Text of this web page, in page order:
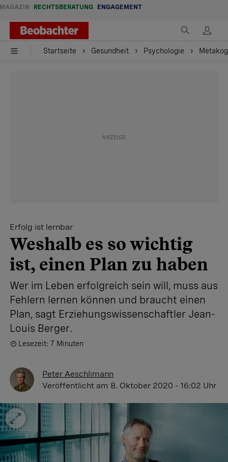
MAGAZIN RECHTSBERATUNG ENGAGEMENT
Startseite Gesundheit Psychologie
Erfolg ist lernbar
Weshalb es so wichtig
ist, einen Plan zu haben
Wer im Leben erfolgreich sein will, muss aus
Fehlern lernen können und braucht einen
Plan, sagt Erziehungswissenschaftler Jean-
Louis Berger.
Lesezeit: 7 Minuten
Peter Aeschlimann
Veröffentlicht am 8. Oktober 2020 - 16:02 Uhr